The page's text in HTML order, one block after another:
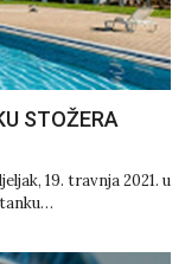
STOŽERA
19. travnja 2021. u